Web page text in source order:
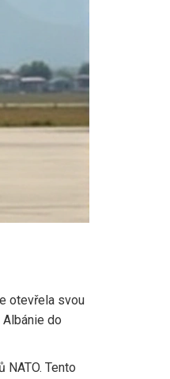
otevřela svou
do
Tento